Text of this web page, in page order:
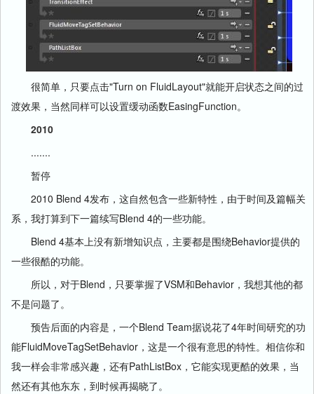
很简单，只要点击"Turn on FluidLayout"就能开启状态之间的过
渡效果，当然同样可以设置缓动函数EasingFunction。
2010
.......
暂停
2010 Blend 4发布，这自然包含一些新特性，由于时间及篇幅关
系，我打算到下一篇续写Blend 4的一些功能。
Blend 4基本上没有新增知识点，主要都是围绕Behavior提供的
一些很酷的功能。
所以，对于Blend，只要掌握了VSM和Behavior，我想其他的都
不是问题了。
预告后面的内容是，一个Blend Team据说花了4年时间研究的功
能FluidMoveTagSetBehavior，这是一个很有意思的特性。相信你和
我一样会非常感兴趣，还有PathListBox，它能实现更酷的效果，当
然还有其他东东，到时候再揭晓了。